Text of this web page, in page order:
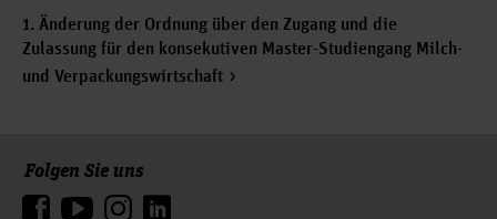
1. Änderung der Ordnung über den Zugang und die
Zulassung für den konsekutiven Master-Studiengang Milch-
und Verpackungswirtschaft
Folgen Sie uns